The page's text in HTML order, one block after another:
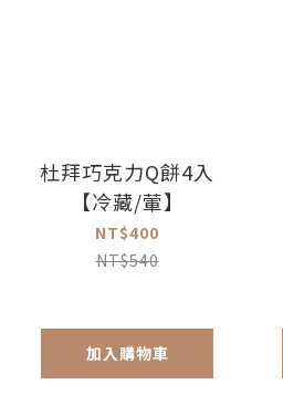
杜拜巧克力Q餅4入
【冷藏/葷】
NT$400
NT$540
加入購物車